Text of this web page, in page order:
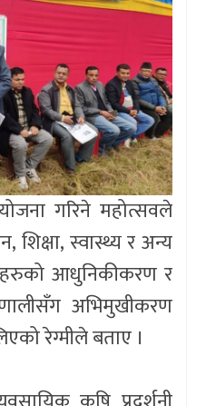
गरिने महोत्सवले
शिक्षा, स्वास्थ्य र अन्य
आधुनिकीकरण र
अभिमुखीकरण
रेग्मीले बताए ।